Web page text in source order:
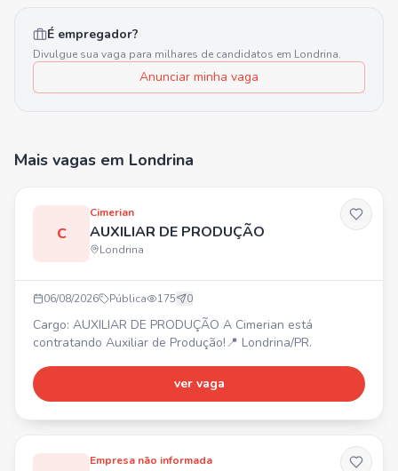
É empregador?
Divulgue sua vaga para milhares de candidatos em Londrina.
Anunciar minha vaga
Mais vagas em Londrina
C
Cimerian
AUXILIAR DE PRODUÇÃO
Londrina
06/08/2026 Pública 175 0
Cargo: AUXILIAR DE PRODUÇÃO A Cimerian está
contratando Auxiliar de Produção!📍 Londrina/PR.
ver vaga
Empresa não informada